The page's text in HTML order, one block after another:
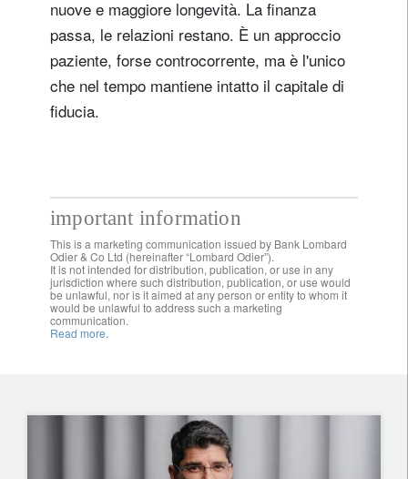
nuove e maggiore longevità. La finanza
passa, le relazioni restano. È un approccio
paziente, forse controcorrente, ma è l'unico
che nel tempo mantiene intatto il capitale di
fiducia.
important information
This is a marketing communication issued by Bank Lombard
Odier & Co Ltd (hereinafter “Lombard Odier”).
It is not intended for distribution, publication, or use in any
jurisdiction where such distribution, publication, or use would
be unlawful, nor is it aimed at any person or entity to whom it
would be unlawful to address such a marketing
communication.
Read more.